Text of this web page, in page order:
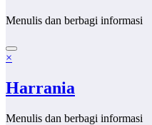
Menulis dan berbagi informasi
×
Harrania
Menulis dan berbagi informasi